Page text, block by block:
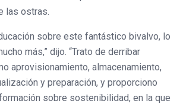
las ostras.
sobre este fantástico bivalvo, lo
más,” dijo. “Trato de derribar
aprovisionamiento, almacenamiento,
y preparación, y proporciono
sobre sostenibilidad, en la que